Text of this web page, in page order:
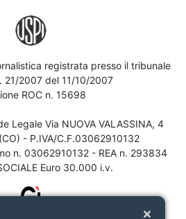
registrata presso il tribunale
21/2007 del 11/10/2007
ROC n. 15698
Legale Via NUOVA VALASSINA, 4
- P.IVA/C.F.03062910132
n. 03062910132 - REA n. 293834
Euro 30.000 i.v.